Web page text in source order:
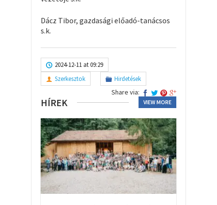
Dácz Tibor, gazdasági előadó-tanácsos
s.k.
2024-12-11 at 09:29
Szerkesztok
Hirdetések
Share via:
HÍREK VIEW MORE